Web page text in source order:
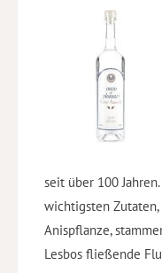
seit über 100
wichtigsten Zutaten,
Anispflanze,
Lesbos fließende